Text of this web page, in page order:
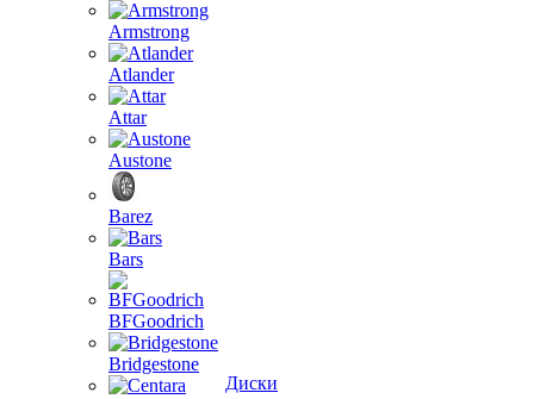
Armstrong
Atlander
Attar
Austone
Barez
Bars
BFGoodrich
Bridgestone
Диски